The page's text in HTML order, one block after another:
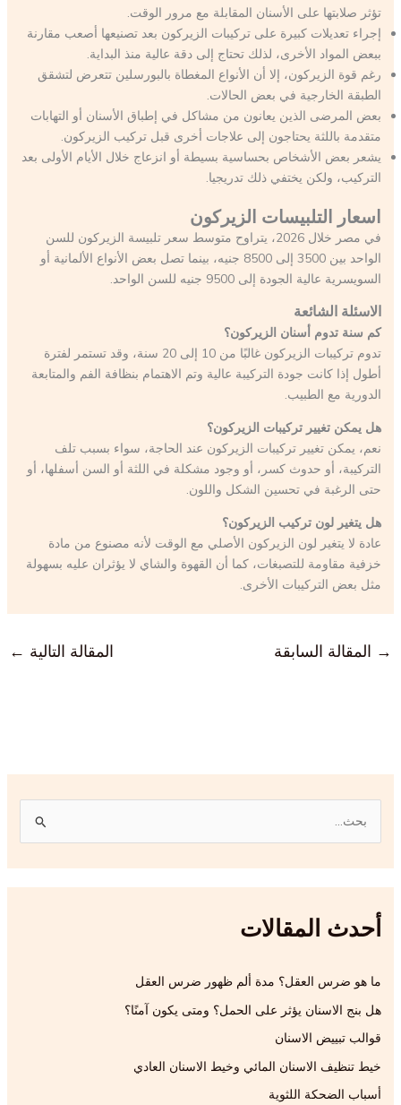
تؤثر صلابتها على الأسنان المقابلة مع مرور الوقت.
إجراء تعديلات كبيرة على تركيبات الزيركون بعد تصنيعها أصعب مقارنة
ببعض المواد الأخرى، لذلك تحتاج إلى دقة عالية منذ البداية.
رغم قوة الزيركون، إلا أن الأنواع المغطاة بالبورسلين تتعرض لتشقق
الطبقة الخارجية في بعض الحالات.
بعض المرضى الذين يعانون من مشاكل في إطباق الأسنان أو التهابات
متقدمة باللثة يحتاجون إلى علاجات أخرى قبل تركيب الزيركون.
يشعر بعض الأشخاص بحساسية بسيطة أو انزعاج خلال الأيام الأولى بعد
التركيب، ولكن يختفي ذلك تدريجيا.
اسعار التلبيسات الزيركون
في مصر خلال 2026، يتراوح متوسط سعر تلبيسة الزيركون للسن
الواحد بين 3500 إلى 8500 جنيه، بينما تصل بعض الأنواع الألمانية أو
السويسرية عالية الجودة إلى 9500 جنيه للسن الواحد.
الاسئلة الشائعة
كم سنة تدوم أسنان الزيركون؟
تدوم تركيبات الزيركون غالبًا من 10 إلى 20 سنة، وقد تستمر لفترة
أطول إذا كانت جودة التركيبة عالية وتم الاهتمام بنظافة الفم والمتابعة
الدورية مع الطبيب.
هل يمكن تغيير تركيبات الزيركون؟
نعم، يمكن تغيير تركيبات الزيركون عند الحاجة، سواء بسبب تلف
التركيبة، أو حدوث كسر، أو وجود مشكلة في اللثة أو السن أسفلها، أو
حتى الرغبة في تحسين الشكل واللون.
هل يتغير لون تركيب الزيركون؟
عادة لا يتغير لون الزيركون الأصلي مع الوقت لأنه مصنوع من مادة
خزفية مقاومة للتصبغات، كما أن القهوة والشاي لا يؤثران عليه بسهولة
مثل بعض التركيبات الأخرى.
→ المقالة السابقة المقالة التالية ←
ث
ن
أحدث المقالات
ما هو ضرس العقل؟ مدة ألم ظهور ضرس العقل
هل بنج الاسنان يؤثر على الحمل؟ ومتى يكون آمنًا؟
قوالب تبييض الاسنان
خيط تنظيف الاسنان المائي وخيط الاسنان العادي
أسباب الضحكة اللثوية